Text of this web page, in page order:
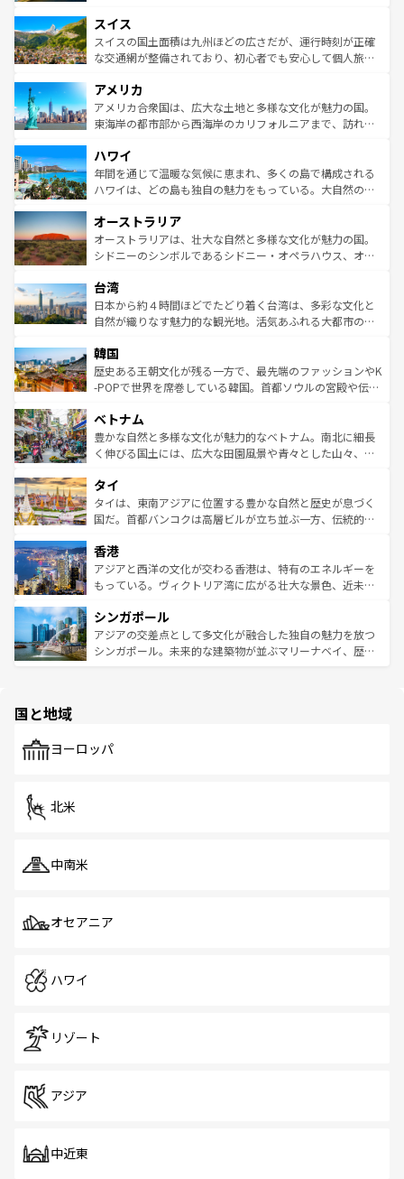
れる地方に足を運ぶとそれぞれで全く異なる文化を体験で
きるだろう。 なお、新着のフランス情報はコンテンツ一覧
を参照してほしい。
は、お酒好きな人にはぜひ体験してほしい。 なお、新着の
ドイツ情報はコンテンツ一覧を参照してほしい。
リアごとに異なる魅力がある。また、優雅なアフタヌーン
ティー、ビール好きにはたまらない英国パブ、サッカー観
戦など、本場だからこそできる体験も豊富。イギリスを旅
ンツ一覧を参照してほしい。
スイス
スイスの国土面積は九州ほどの広さだが、運行時刻が正確
な交通網が整備されており、初心者でも安心して個人旅行
の建物がそのまま残る町や、スイスならではのユニークな
博物館もあり、アルプス観光だけでなく町歩きも満喫する
ことができる。国民の所得が高いため物価も高いが、旅行
ば市内交通費無料で観光を楽しむこともできる。 なお、新
着のスイス情報はコンテンツ一覧 を参照してほしい。
アメリカ
アメリカ合衆国は、広大な土地と多様な文化が魅力の国。
東海岸の都市部から西海岸のカリフォルニアまで、訪れる
のような巨大都市は、観光、ショッピング、エンターテイ
ンメントが詰まった刺激的なスポットだ。一方、アメリカ
西部には大自然が広がり、グランドキャニオンやイエロー
部のニューオーリンズでは、音楽と美食が融合した独特の
文化が魅力。旅行者はアメリカの各地域で異なる魅力を楽
しみながら、その多様性と豊かな歴史を感じることができ
ならではの贅沢な旅のスタイルだ。 なお、新着のアメリカ
情報はコンテンツ一覧を参照してほしい。
ハワイ
年間を通じて温暖な気候に恵まれ、多くの島で構成される
ハワイは、どの島も独自の魅力をもっている。大自然の神
ワイ島は見逃せない。また、定番の観光地といえばオアフ
島だが、静かな自然を求めるならマウイ島やカウアイ島が
おすすめ。エメラルドグリーンに輝く海をはじめ、豊かな
れるおもてなしの心で訪れる人々を迎えてくれるハワイの
人々、おいしいローカルフードやハワイアンミュージッ
ク、伝統的なフラダンスなど、すべてがハワイの魅力を彩
ワイを、存分に味わってほしい。 なお、新着のハワイ情報
はコンテンツ一覧を参照してほしい。
オーストラリア
オーストラリアは、壮大な自然と多様な文化が魅力の国。
シドニーのシンボルであるシドニー・オペラハウス、オー
リアリーフや大陸中央部にそびえるウルル（エアーズロッ
ク）、タスマニアの美しい原生林やケアンズの熱帯雨林な
ど、見どころがたくさん。また、カフェやワイン、オージ
いる。アクティビティも充実しており、サーフィンやダイ
ビング、ハイキングなど、アウトドア好きにはたまらな
い。オーストラリアの多彩な魅力を存分に味わいつくそ
参照してほしい。
台湾
日本から約４時間ほどでたどり着く台湾は、多彩な文化と
自然が織りなす魅力的な観光地。活気あふれる大都市の台
ン）、静ひつな山岳地帯である台湾東部など、都市の喧騒
と山間の静けさが共存しており、訪れる人に新しい発見と
驚きをもたらしてくれる。また、奥深い台湾の食文化も魅
容にもいいと評判のスイーツなど、バラエティ豊かな料理
が味わえる。 なお、新着の台湾情報は コンテンツ一覧を参
照してほしい。
韓国
歴史ある王朝文化が残る一方で、最先端のファッションやK
-POPで世界を席巻している韓国。首都ソウルの宮殿や伝統
き、地方に足を延ばせば四季折々の自然美を楽しむことが
できる。そして、キムチや焼肉、絶品のストリートフード
まで、さまざまな韓国料理が待っている。夜には、韓国な
リティに包まれながら、韓国の多彩な魅力を心ゆくまで味
わってみてほしい。 なお、新着の韓国情報はコンテンツ一
覧を参照してほしい。
ベトナム
豊かな自然と多様な文化が魅力的なベトナム。南北に細長
く伸びる国土には、広大な田園風景や青々とした山々、世
急速な発展と共に伝統が息づく。ハノイの古い町並みやホ
ーチミン市のフランス統治時代の建物も、独特の雰囲気を
醸し出している。また、バラエティの豊かさとおいしさで
とつ。フォーやバインミー、ベトナムコーヒーなどは、ぜ
ひ現地で味わいたい。どの地域を訪れてもあたたかい人々
が旅行者を迎えてくれるので、きっと忘れられない旅にな
参照してほしい。
タイ
タイは、東南アジアに位置する豊かな自然と歴史が息づく
国だ。首都バンコクは高層ビルが立ち並ぶ一方、伝統的な
の活気が交差している。北部ではチェンマイなどの山岳地
帯で自然と触れ合い、南部ではプーケットやクラビの美し
いビーチでリゾート気分を楽しむことができる。タイ料理
激する。気候は一年中温暖で、どの季節にも異なる楽しみ
が待っている。親しみやすいタイの人々、仏教を中心とし
た文化、そして多様な観光資源が、訪れる旅人を魅了し続
香港
アジアと西洋の文化が交わる香港は、特有のエネルギーを
もっている。ヴィクトリア湾に広がる壮大な景色、近未来
み、どこを訪れても感動するはず。観光スポットが密集し
ており、効率よく見どころを回れるのも魅力。息をのむよ
うな絶景から文化的な体験まで、香港を存分に楽しみ尽く
シンガポール
アジアの交差点として多文化が融合した独自の魅力を放つ
シンガポール。未来的な建築物が並ぶマリーナベイ、歴史
で、ホーカーズは地元の風情を楽しめる外せないスポット
国と地域
ヨーロッパ
北米
中南米
オセアニア
ハワイ
リゾート
アジア
中近東